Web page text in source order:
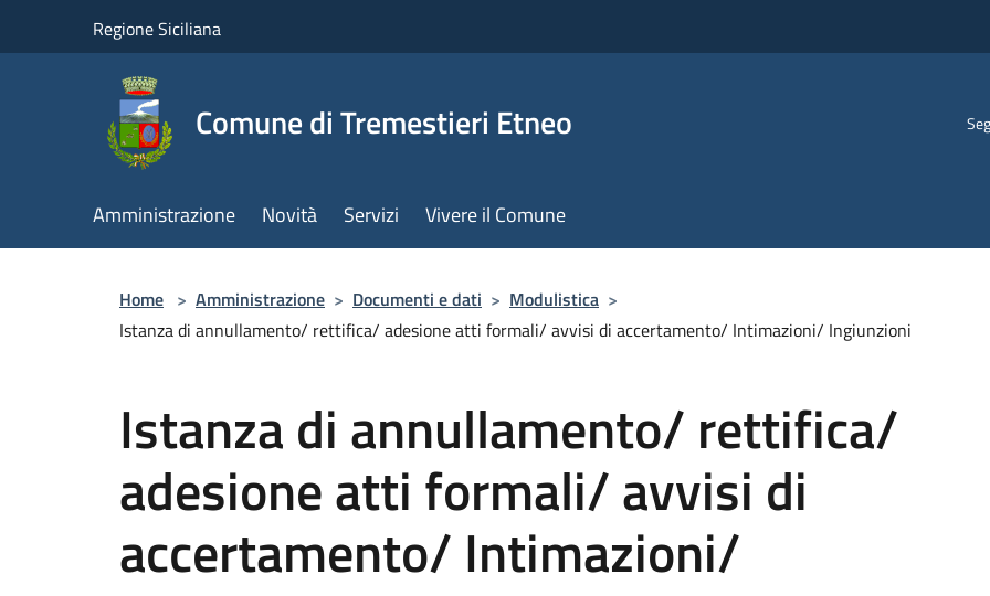
Regione Siciliana
Comune di Tremestieri Etneo
Amministrazione Novità Servizi Vivere il Comune
Home > Amministrazione > Documenti e dati > Modulistica >
Istanza di annullamento/ rettifica/ adesione atti formali/ avvisi di accertamento/ Intimazioni/ Ingiunzioni
Istanza di annullamento/ rettifica/
adesione atti formali/ avvisi di
accertamento/ Intimazioni/